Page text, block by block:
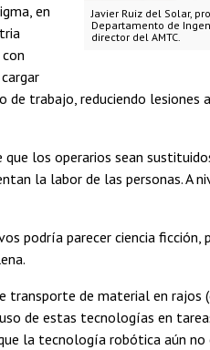
Javier Ruiz del Solar,
Departamento de
director del AMTC.
en
trabajo, reduciendo lesiones
los operarios sean
la labor de las personas. A
podría parecer ciencia ficción,
transporte de material en rajos
de estas tecnologías en
la tecnología robótica aún no